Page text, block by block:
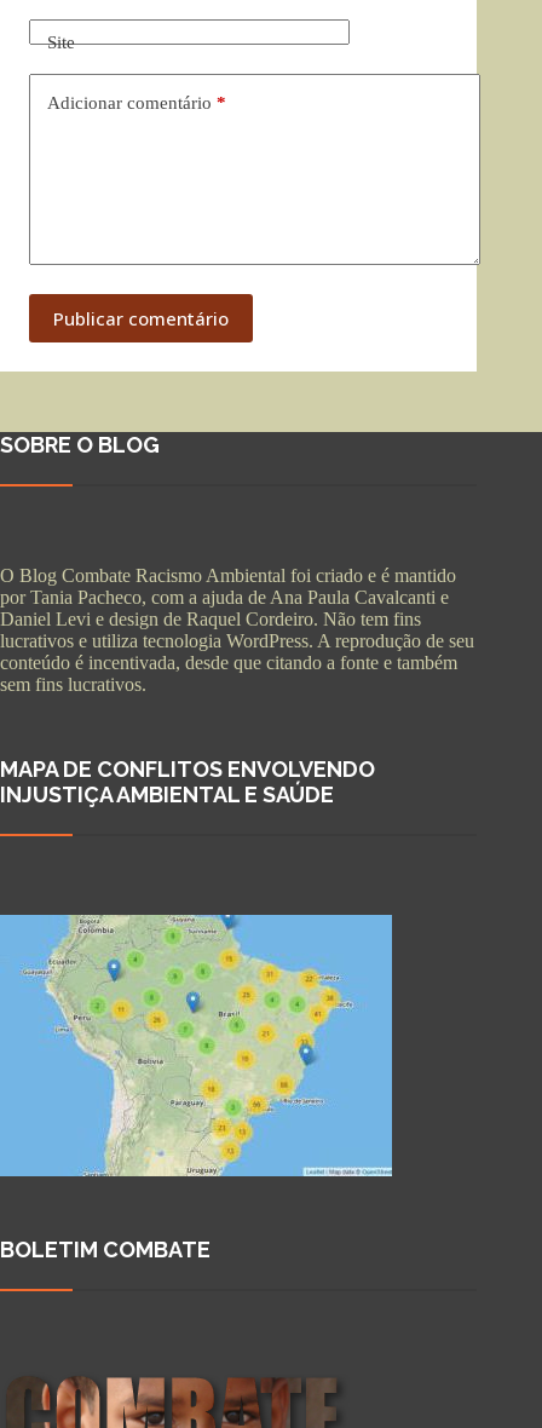
Site
Adicionar comentário *
Publicar comentário
SOBRE O BLOG
O Blog Combate Racismo Ambiental foi criado e é mantido
por Tania Pacheco, com a ajuda de Ana Paula Cavalcanti e
Daniel Levi e design de Raquel Cordeiro. Não tem fins
lucrativos e utiliza tecnologia WordPress. A reprodução de seu
conteúdo é incentivada, desde que citando a fonte e também
sem fins lucrativos.
MAPA DE CONFLITOS ENVOLVENDO
INJUSTIÇA AMBIENTAL E SAÚDE
BOLETIM COMBATE